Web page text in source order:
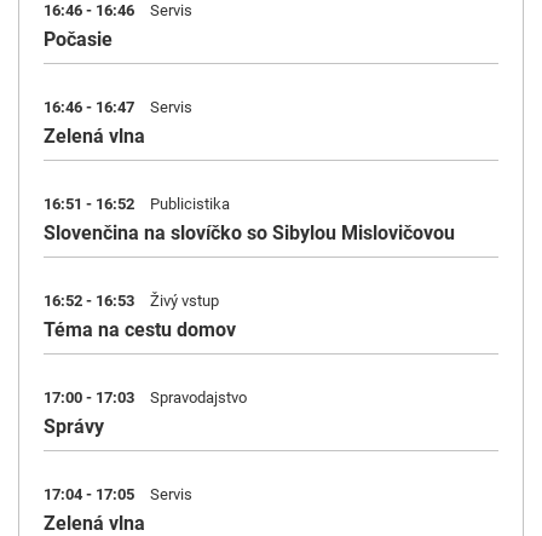
16:46 - 16:46 Servis
Počasie
16:46 - 16:47 Servis
Zelená vlna
16:51 - 16:52 Publicistika
Slovenčina na slovíčko so Sibylou Mislovičovou
16:52 - 16:53 Živý vstup
Téma na cestu domov
17:00 - 17:03 Spravodajstvo
Správy
17:04 - 17:05 Servis
Zelená vlna